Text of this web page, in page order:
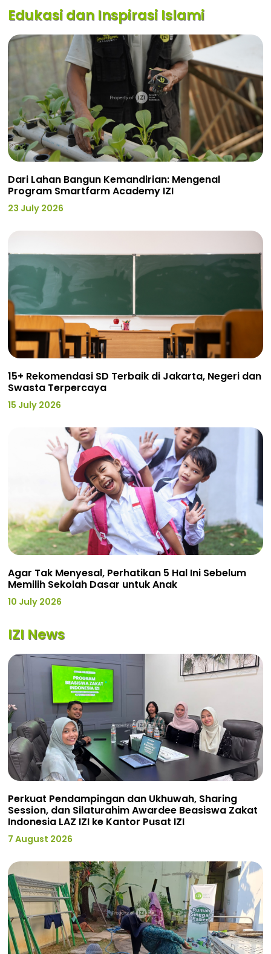
Edukasi dan Inspirasi Islami
Dari Lahan Bangun Kemandirian: Mengenal
Program Smartfarm Academy IZI
23 July 2026
15+ Rekomendasi SD Terbaik di Jakarta, Negeri dan
Swasta Terpercaya
15 July 2026
Agar Tak Menyesal, Perhatikan 5 Hal Ini Sebelum
Memilih Sekolah Dasar untuk Anak
10 July 2026
IZI News
Perkuat Pendampingan dan Ukhuwah, Sharing
Session, dan Silaturahim Awardee Beasiswa Zakat
Indonesia LAZ IZI ke Kantor Pusat IZI
7 August 2026